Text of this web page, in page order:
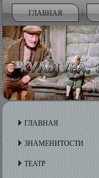
ГЛАВНАЯ
ГЛАВНАЯ
ЗНАМЕНИТОСТИ
ТЕАТР